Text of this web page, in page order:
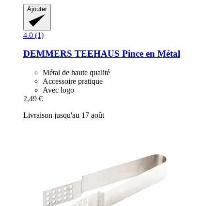
Ajouter
4.0 (1)
DEMMERS TEEHAUS Pince en Métal
Métal de haute qualité
Accessoire pratique
Avec logo
2,49 €
Livraison jusqu'au 17 août